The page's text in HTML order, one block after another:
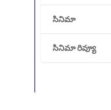
సినిమా
సినిమా రివ్యూ